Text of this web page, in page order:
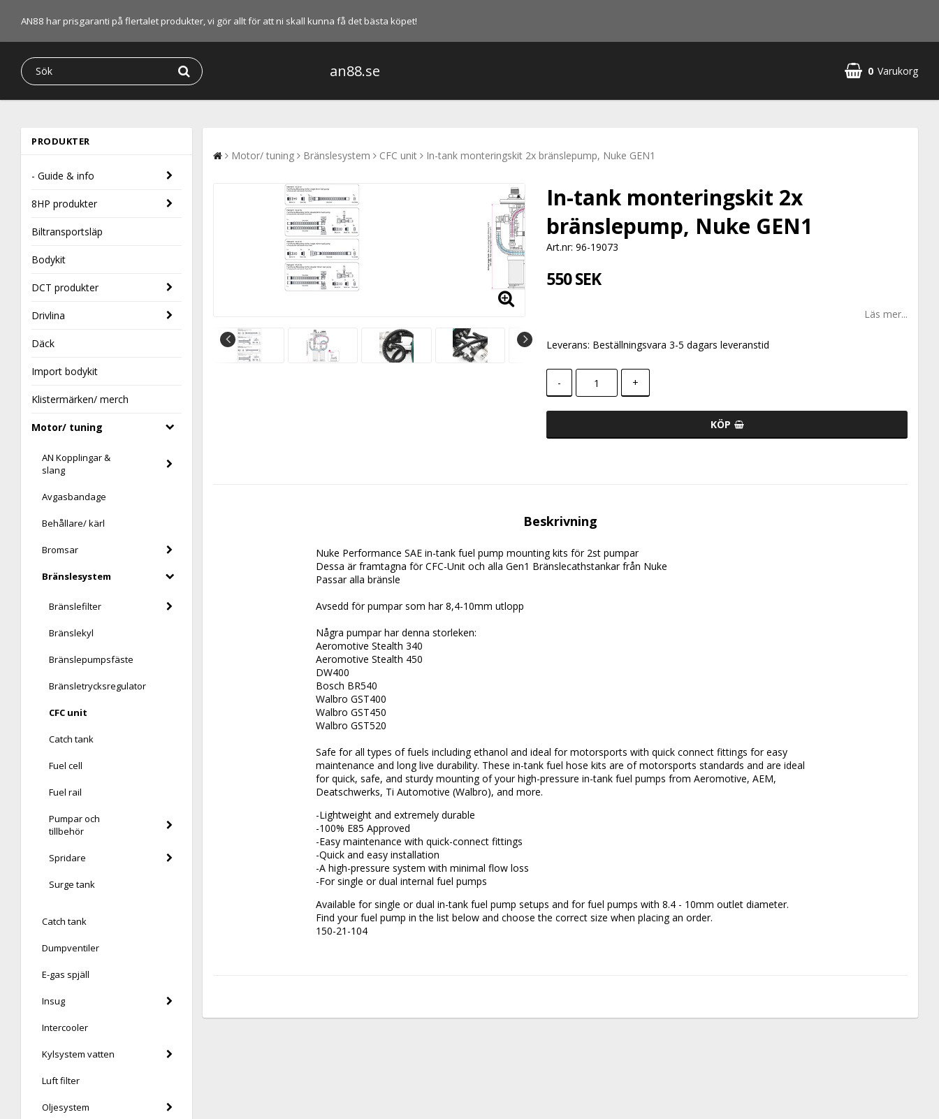
AN88 har prisgaranti på flertalet produkter, vi gör allt för att ni skall kunna få det bästa köpet!
an88.se 0 Varukorg
PRODUKTER
- Guide & info
8HP produkter
Biltransportsläp
Bodykit
DCT produkter
Drivlina
Däck
Import bodykit
Klistermärken/ merch
Motor/ tuning
AN Kopplingar &
slang
Avgasbandage
Behållare/ kärl
Bromsar
Bränslesystem
Bränslefilter
Bränslekyl
Bränslepumpsfäste
Bränsletrycksregulator
CFC unit
Catch tank
Fuel cell
Fuel rail
Pumpar och
tillbehör
Spridare
Surge tank
Catch tank
Dumpventiler
E-gas spjäll
Insug
Intercooler
Kylsystem vatten
Luft filter
Oljesystem
Motor/ tuning Bränslesystem CFC unit In-tank monteringskit 2x bränslepump, Nuke GEN1
In-tank monteringskit 2x
bränslepump, Nuke GEN1
Art.nr: 96-19073
550 SEK
Läs mer...
Leverans: Beställningsvara 3-5 dagars leveranstid
- +
KÖP
Beskrivning
Nuke Performance SAE in-tank fuel pump mounting kits för 2st pumpar
Dessa är framtagna för CFC-Unit och alla Gen1 Bränslecathstankar från Nuke
Passar alla bränsle
Avsedd för pumpar som har 8,4-10mm utlopp
Några pumpar har denna storleken:
Aeromotive Stealth 340
Aeromotive Stealth 450
DW400
Bosch BR540
Walbro GST400
Walbro GST450
Walbro GST520
Safe for all types of fuels including ethanol and ideal for motorsports with quick connect fittings for easy
maintenance and long live durability. These in-tank fuel hose kits are of motorsports standards and are ideal
for quick, safe, and sturdy mounting of your high-pressure in-tank fuel pumps from Aeromotive, AEM,
Deatschwerks, Ti Automotive (Walbro), and more.
-Lightweight and extremely durable
-100% E85 Approved
-Easy maintenance with quick-connect fittings
-Quick and easy installation
-A high-pressure system with minimal flow loss
-For single or dual internal fuel pumps
Available for single or dual in-tank fuel pump setups and for fuel pumps with 8.4 - 10mm outlet diameter.
Find your fuel pump in the list below and choose the correct size when placing an order.
150-21-104